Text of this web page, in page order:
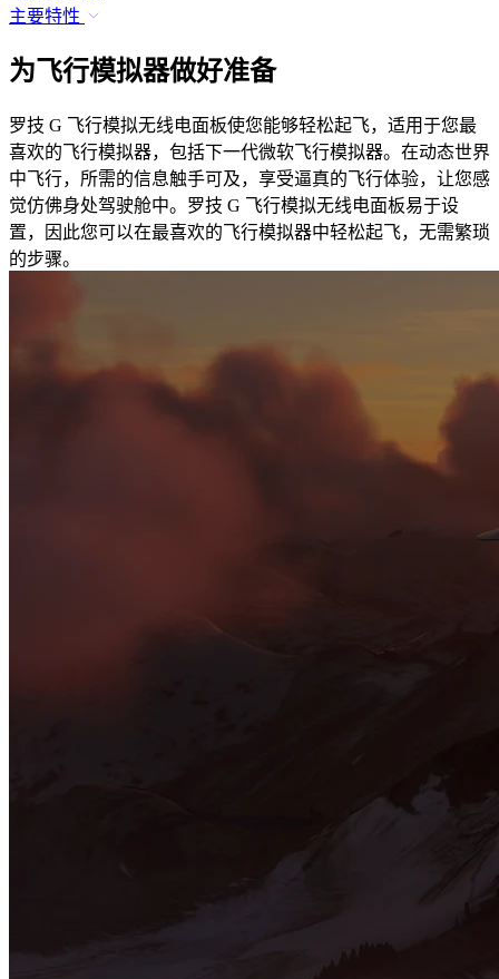
主要特性
为飞行模拟器做好准备
罗技 G 飞行模拟无线电面板使您能够轻松起飞，适用于您最
喜欢的飞行模拟器，包括下一代微软飞行模拟器。在动态世界
中飞行，所需的信息触手可及，享受逼真的飞行体验，让您感
觉仿佛身处驾驶舱中。罗技 G 飞行模拟无线电面板易于设
置，因此您可以在最喜欢的飞行模拟器中轻松起飞，无需繁琐
的步骤。